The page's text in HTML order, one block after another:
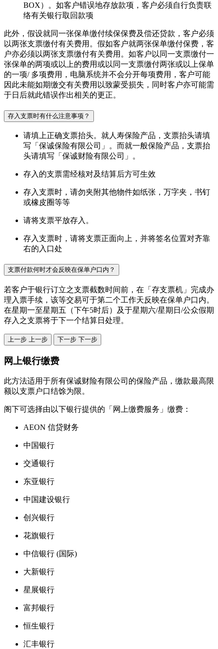
BOX）。如客户错误地存放款项，客户必须自行负责联
络有关银行取回款项
此外，假设就同一张保单缴付续保保费及偿还贷款，客户必须
以两张支票缴付有关费用。假如客户就两张保单缴付保费，客
户亦必须以两张支票缴付有关费用。如客户以同一支票缴付一
张保单的两项或以上的费用或以同一支票缴付两张或以上保单
的一项/ 多项费用，电脑系统并不会分开每项费用，客户可能
因此未能如期缴交有关费用以致蒙受损失，同时客户亦可能需
于日后就此错误作出相关的更正。
存入支票时有什么注意事项？
请填上正确支票抬头。就人寿保险产品，支票抬头请填
写「保诚保险有限公司」。而就一般保险产品，支票抬
头请填写「保诚财险有限公司」。
存入的支票需经核对及结算后方可生效
存入支票时，请勿夹附其他物件如纸张，万字夹，书钉
或橡皮圈等等
请将支票平放存入。
存入支票时，请将支票正面向上，并将签名位置对齐靠
右的入口处
支票付款何时才会反映在保单户口内？
若客户于银行订立之支票截数时间前，在「存支票机」完成办
理入票手续，该等交易可于第二个工作天反映在保单户口内。
在星期一至星期五（下午5时后）及于星期六/星期日/公众假期
存入之支票将于下一个结算日处理。
上一步 上一步 下一步 下一步
网上银行缴费
此方法适用于所有保诚财险有限公司的保险产品，缴款最高限
额以支票户口结馀为限。
阁下可选择由以下银行提供的「网上缴费服务」缴费：
AEON 信贷财务
中国银行
交通银行
东亚银行
中国建设银行
创兴银行
花旗银行
中信银行 (国际)
大新银行
星展银行
富邦银行
恒生银行
汇丰银行